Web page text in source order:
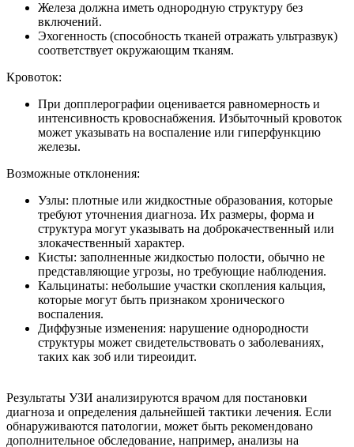
Железа должна иметь однородную структуру без
включений.
Эхогенность (способность тканей отражать ультразвук)
соответствует окружающим тканям.
Кровоток:
При допплерографии оценивается равномерность и
интенсивность кровоснабжения. Избыточный кровоток
может указывать на воспаление или гиперфункцию
железы.
Возможные отклонения:
Узлы: плотные или жидкостные образования, которые
требуют уточнения диагноза. Их размеры, форма и
структура могут указывать на доброкачественный или
злокачественный характер.
Кисты: заполненные жидкостью полости, обычно не
представляющие угрозы, но требующие наблюдения.
Кальцинаты: небольшие участки скопления кальция,
которые могут быть признаком хронического
воспаления.
Диффузные изменения: нарушение однородности
структуры может свидетельствовать о заболеваниях,
таких как зоб или тиреоидит.
Результаты УЗИ анализируются врачом для постановки
диагноза и определения дальнейшей тактики лечения. Если
обнаруживаются патологии, может быть рекомендовано
дополнительное обследование, например, анализы на